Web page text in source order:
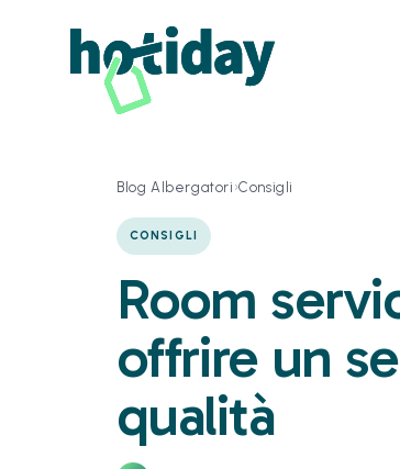
Blog Albergatori ›Consigli
CONSIGLI
Room
offrire un
qualità